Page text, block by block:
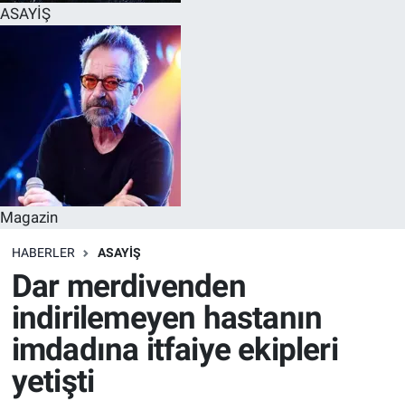
ASAYİŞ
Magazin
HABERLER ASAYİŞ
Dar merdivenden
indirilemeyen hastanın
imdadına itfaiye ekipleri
yetişti